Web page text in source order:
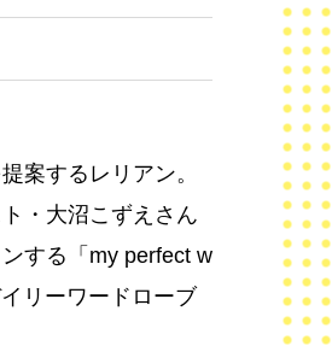
案するレリアン。
・大沼こずえさん
する「my perfect w
リーワードローブ